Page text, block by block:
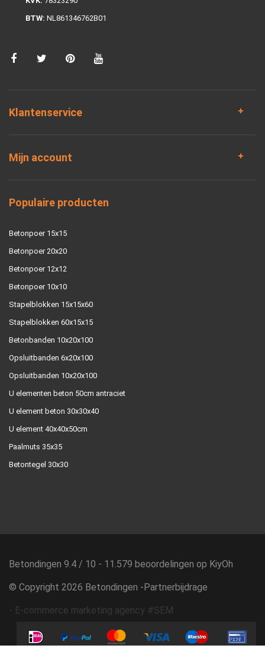
BTW: NL861346762B01
Klantenservice
Mijn account
Populaire producten
Betonpoer 15x15
Betonpoer 20x20
Betonpoer 12x12
Betonpoer 10x10
Stapelblokken 15x15x60
Stapelblokken 60x15x15
Betonbanden 10x20x100
Opsluitbanden 6x20x100
Opsluitbanden 10x20x100
U elementen beton 50cm antraciet
U element beton 30x30x40
U element 40x40x50cm
Paalmuts 35x35
Betontegel 30x30
Betondingen 9.4 / 10 - 11.579 beoordelingen op KiyOh
© Copyright 2026 Betondingen - Partnerbijdrage
- E-commerce marketing agency #SEM